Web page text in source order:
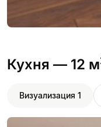
Кухня — 12 м
Визуализация 1